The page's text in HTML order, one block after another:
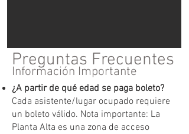
Preguntas Frecuentes
Información Importante
¿A partir de qué edad se paga boleto?
Cada asistente/lugar ocupado requiere
un boleto válido. Nota importante: La
Planta Alta es una zona de acceso